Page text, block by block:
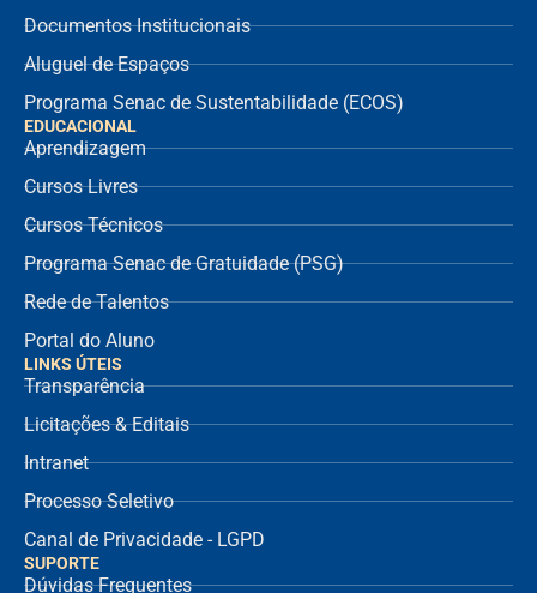
Documentos Institucionais
Aluguel de Espaços
Programa Senac de Sustentabilidade (ECOS)
EDUCACIONAL
Aprendizagem
Cursos Livres
Cursos Técnicos
Programa Senac de Gratuidade (PSG)
Rede de Talentos
Portal do Aluno
LINKS ÚTEIS
Transparência
Licitações & Editais
Intranet
Processo Seletivo
Canal de Privacidade - LGPD
SUPORTE
Dúvidas Frequentes